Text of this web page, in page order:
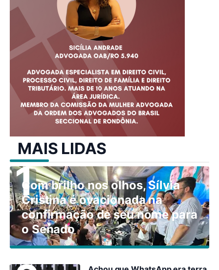
MAIS LIDAS
Com brilho nos olhos, Sílvia
Cristina é ovacionada na
confirmação de seu nome para
o Senado